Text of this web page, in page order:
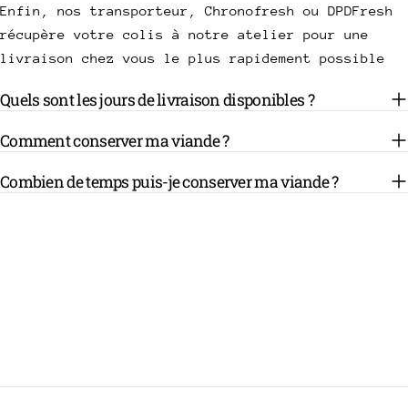
Enfin, nos transporteur, Chronofresh ou DPDFresh
récupère votre colis à notre atelier pour une
livraison chez vous le plus rapidement possible
Quels sont les jours de livraison disponibles ?
Comment conserver ma viande ?
Combien de temps puis-je conserver ma viande ?